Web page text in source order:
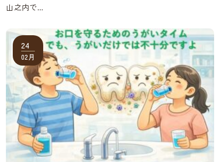
山之内で...
24
02月